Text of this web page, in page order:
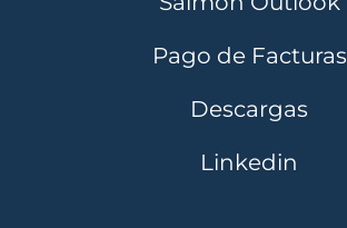
Pago de Facturas
Descargas
Linkedin